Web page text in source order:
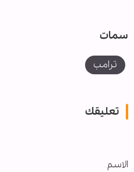
سمات
ترامب
تعليقك
الاسم